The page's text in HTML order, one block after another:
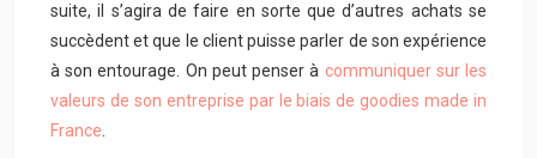
suite, il s’agira de faire en sorte que d’autres achats se
succèdent et que le client puisse parler de son expérience
à son entourage. On peut penser à communiquer sur les
valeurs de son entreprise par le biais de goodies made in
France